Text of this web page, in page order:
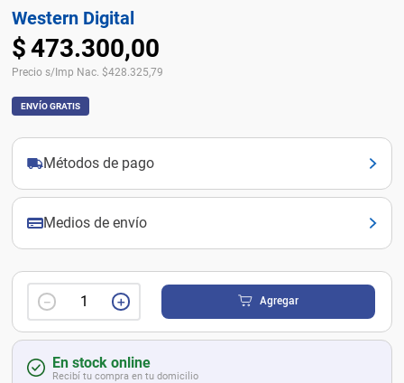
Western Digital
$473.300,00
Precio s/Imp Nac. $428.325,79
ENVÍO GRATIS
Métodos de pago
Medios de envío
＋
－ Agregar
En stock online
Recibí tu compra en tu domicilio